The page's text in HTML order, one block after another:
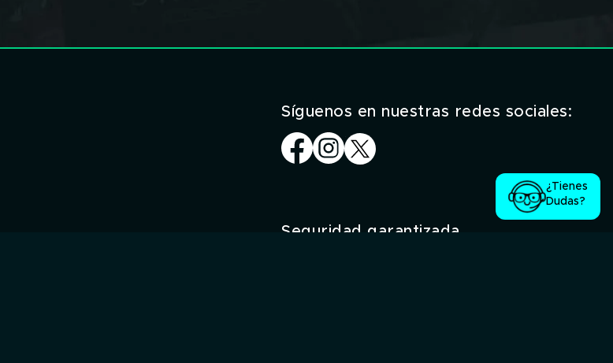
Síguenos en nuestras redes sociales:
Seguridad garantizada
¿Tienes
Dudas?